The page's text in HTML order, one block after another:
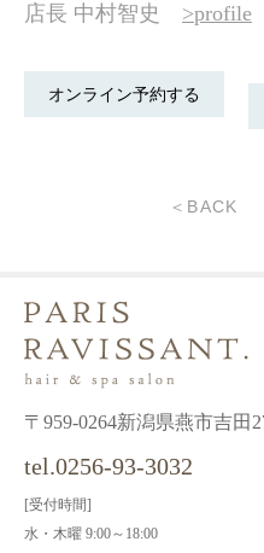
店長 中村智史 >profile
オンライン予約する
＜BACK
〒959-0264新潟県燕市吉田
tel.0256-93-3032
[受付時間]
水・木曜 9:00～18:00